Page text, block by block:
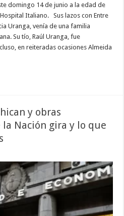
domingo 14 de junio a la edad de
Italiano. Sus lazos con Entre
Uranga, venía de una familia
Su tío, Raúl Uranga, fue
en reiteradas ocasiones Almeida
y obras
Nación gira y lo que